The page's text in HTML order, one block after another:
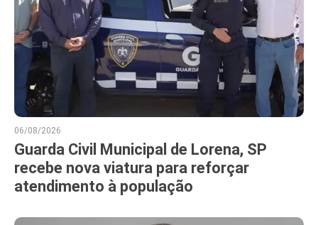
06/08/2026
Guarda Civil Municipal de Lorena, SP
recebe nova viatura para reforçar
atendimento à população